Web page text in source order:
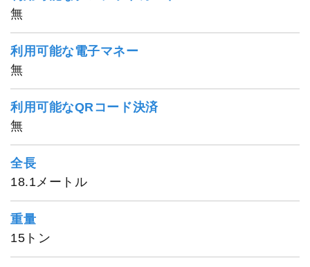
無
利用可能な電子マネー
無
利用可能なQRコード決済
無
全長
18.1メートル
重量
15トン